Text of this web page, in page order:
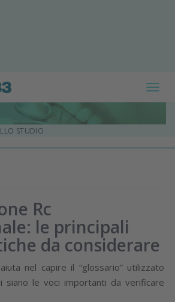
STUDIO
Rc
le principali
da considerare
nel capire il “glossario” utilizzato
siano le voci importanti da verificare